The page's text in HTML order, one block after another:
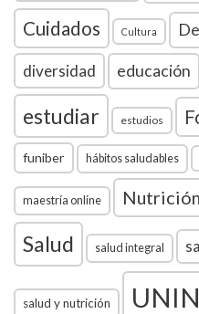
Cuidados Cultura
diversidad educación
estudiar estudios
funiber hábitos saludables
maestría online Nutrición
Salud salud integral
salud y nutrición